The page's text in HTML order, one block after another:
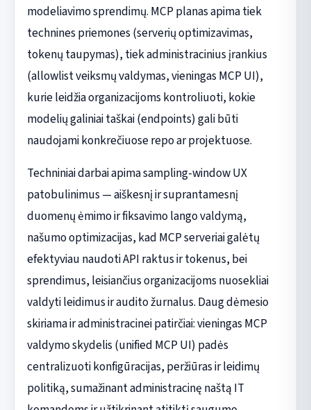
modeliavimo sprendimų. MCP planas apima tiek
technines priemones (serverių optimizavimas,
tokenų taupymas), tiek administracinius įrankius
(allowlist veiksmų valdymas, vieningas MCP UI),
kurie leidžia organizacijoms kontroliuoti, kokie
modelių galiniai taškai (endpoints) gali būti
naudojami konkrečiuose repo ar projektuose.
Techniniai darbai apima sampling-window UX
patobulinimus — aiškesnį ir suprantamesnį
duomenų ėmimo ir fiksavimo lango valdymą,
našumo optimizacijas, kad MCP serveriai galėtų
efektyviau naudoti API raktus ir tokenus, bei
sprendimus, leisiančius organizacijoms nuosekliai
valdyti leidimus ir audito žurnalus. Daug dėmesio
skiriama ir administracinei patirčiai: vieningas MCP
valdymo skydelis (unified MCP UI) padės
centralizuoti konfigūracijas, peržiūras ir leidimų
politiką, sumažinant administracinę naštą IT